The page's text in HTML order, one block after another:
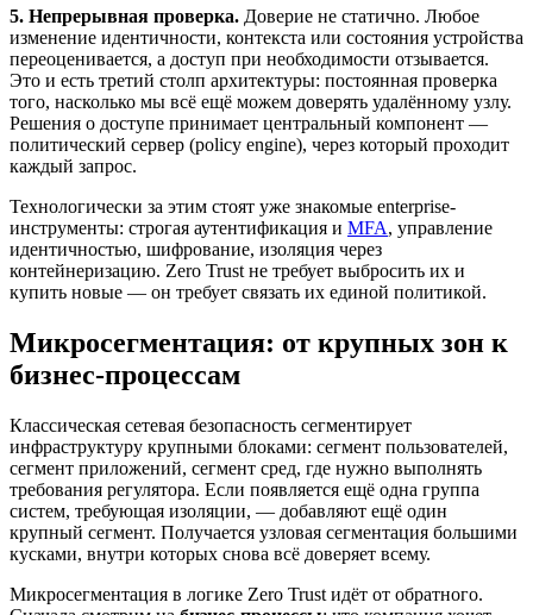
5. Непрерывная проверка. Доверие не статично. Любое
изменение идентичности, контекста или состояния устройства
переоценивается, а доступ при необходимости отзывается.
Это и есть третий столп архитектуры: постоянная проверка
того, насколько мы всё ещё можем доверять удалённому узлу.
Решения о доступе принимает центральный компонент —
политический сервер (policy engine), через который проходит
каждый запрос.
Технологически за этим стоят уже знакомые enterprise-
инструменты: строгая аутентификация и MFA, управление
идентичностью, шифрование, изоляция через
контейнеризацию. Zero Trust не требует выбросить их и
купить новые — он требует связать их единой политикой.
Микросегментация: от крупных зон к
бизнес-процессам
Классическая сетевая безопасность сегментирует
инфраструктуру крупными блоками: сегмент пользователей,
сегмент приложений, сегмент сред, где нужно выполнять
требования регулятора. Если появляется ещё одна группа
систем, требующая изоляции, — добавляют ещё один
крупный сегмент. Получается узловая сегментация большими
кусками, внутри которых снова всё доверяет всему.
Микросегментация в логике Zero Trust идёт от обратного.